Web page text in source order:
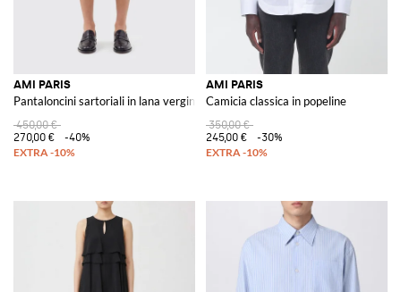
AMI PARIS
Pantaloncini sartoriali in lana vergine
450,00 €
270,00 €
-40%
AMI PARIS
Camicia classica in popeline
350,00 €
245,00 €
-30%